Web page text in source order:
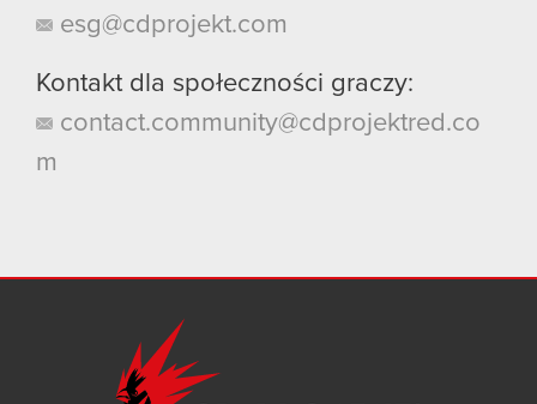
esg@cdprojekt.com
Kontakt dla społeczności graczy:
contact.community@cdprojektred.co
m